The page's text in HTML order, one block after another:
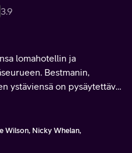
3.9
lomahotellin ja
Bestmanin,
ystäviensä on pysäytettävä
Wilson, Nicky Whelan,